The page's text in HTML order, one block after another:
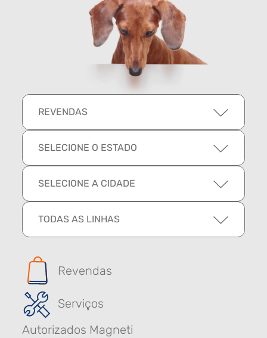
REVENDAS
SELECIONE O ESTADO
SELECIONE A CIDADE
TODAS AS LINHAS
Revendas
Serviços
Autorizados Magneti